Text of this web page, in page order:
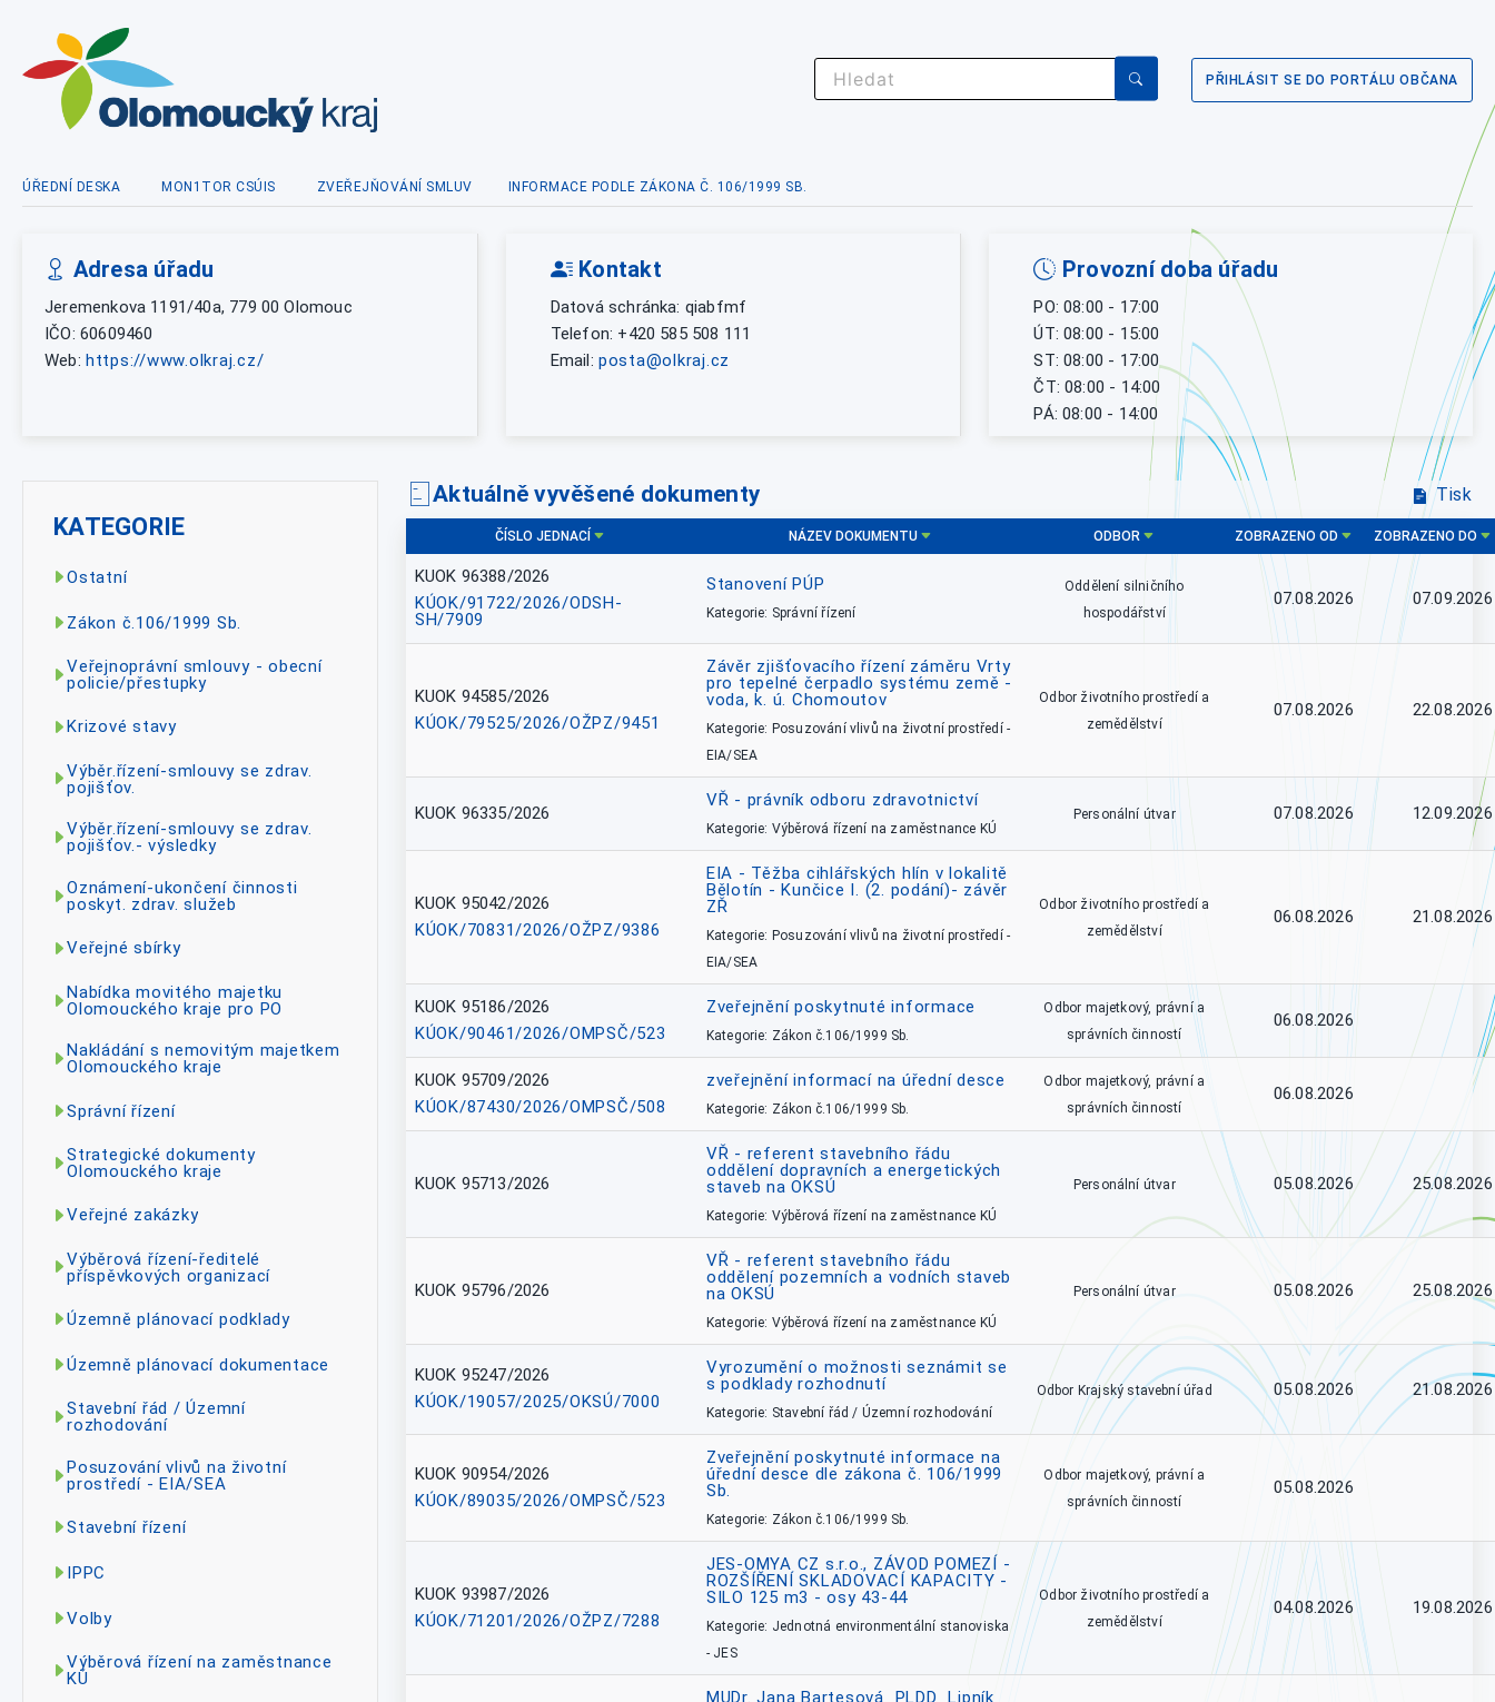
PŘIHLÁSIT SE DO PORTÁLU OBČANA
ÚŘEDNÍ DESKA MON1TOR CSÚIS ZVEŘEJŇOVÁNÍ SMLUV INFORMACE PODLE ZÁKONA Č. 106/1999 SB.
Adresa úřadu
Jeremenkova 1191/40a, 779 00 Olomouc
IČO: 60609460
Web: https://www.olkraj.cz/
Kontakt
Datová schránka: qiabfmf
Telefon: +420 585 508 111
Email: posta@olkraj.cz
Provozní doba úřadu
PO: 08:00 - 17:00
ÚT: 08:00 - 15:00
ST: 08:00 - 17:00
ČT: 08:00 - 14:00
PÁ: 08:00 - 14:00
KATEGORIE
Ostatní
Zákon č.106/1999 Sb.
Veřejnoprávní smlouvy - obecní
policie/přestupky
Krizové stavy
Výběr.řízení-smlouvy se zdrav.
pojišťov.
Výběr.řízení-smlouvy se zdrav.
pojišťov.- výsledky
Oznámení-ukončení činnosti
poskyt. zdrav. služeb
Veřejné sbírky
Nabídka movitého majetku
Olomouckého kraje pro PO
Nakládání s nemovitým majetkem
Olomouckého kraje
Správní řízení
Strategické dokumenty
Olomouckého kraje
Veřejné zakázky
Výběrová řízení-ředitelé
příspěvkových organizací
Územně plánovací podklady
Územně plánovací dokumentace
Stavební řád / Územní
rozhodování
Posuzování vlivů na životní
prostředí - EIA/SEA
Stavební řízení
IPPC
Volby
Výběrová řízení na zaměstnance
KÚ
Aktuálně vyvěšené dokumenty Tisk
ČÍSLO JEDNACÍ NÁZEV DOKUMENTU ODBOR ZOBRAZENO OD ZOBRAZENO DO
KUOK 96388/2026
KÚOK/91722/2026/ODSH-
SH/7909
Stanovení PÚP
Kategorie: Správní řízení
Oddělení silničního
hospodářství
07.08.2026 07.09.2026
KUOK 94585/2026
KÚOK/79525/2026/OŽPZ/9451
Závěr zjišťovacího řízení záměru Vrty
pro tepelné čerpadlo systému země -
voda, k. ú. Chomoutov
Kategorie: Posuzování vlivů na životní prostředí -
EIA/SEA
Odbor životního prostředí a
zemědělství
07.08.2026 22.08.2026
KUOK 96335/2026
VŘ - právník odboru zdravotnictví
Kategorie: Výběrová řízení na zaměstnance KÚ
Personální útvar 07.08.2026 12.09.2026
KUOK 95042/2026
KÚOK/70831/2026/OŽPZ/9386
EIA - Těžba cihlářských hlín v lokalitě
Bělotín - Kunčice I. (2. podání)- závěr
ZŘ
Kategorie: Posuzování vlivů na životní prostředí -
EIA/SEA
Odbor životního prostředí a
zemědělství
06.08.2026 21.08.2026
KUOK 95186/2026
KÚOK/90461/2026/OMPSČ/523
Zveřejnění poskytnuté informace
Kategorie: Zákon č.106/1999 Sb.
Odbor majetkový, právní a
správních činností
06.08.2026
KUOK 95709/2026
KÚOK/87430/2026/OMPSČ/508
zveřejnění informací na úřední desce
Kategorie: Zákon č.106/1999 Sb.
Odbor majetkový, právní a
správních činností
06.08.2026
KUOK 95713/2026
VŘ - referent stavebního řádu
oddělení dopravních a energetických
staveb na OKSÚ
Kategorie: Výběrová řízení na zaměstnance KÚ
Personální útvar 05.08.2026 25.08.2026
KUOK 95796/2026
VŘ - referent stavebního řádu
oddělení pozemních a vodních staveb
na OKSÚ
Kategorie: Výběrová řízení na zaměstnance KÚ
Personální útvar 05.08.2026 25.08.2026
KUOK 95247/2026
KÚOK/19057/2025/OKSÚ/7000
Vyrozumění o možnosti seznámit se
s podklady rozhodnutí
Kategorie: Stavební řád / Územní rozhodování
Odbor Krajský stavební úřad 05.08.2026 21.08.2026
KUOK 90954/2026
KÚOK/89035/2026/OMPSČ/523
Zveřejnění poskytnuté informace na
úřední desce dle zákona č. 106/1999
Sb.
Kategorie: Zákon č.106/1999 Sb.
Odbor majetkový, právní a
správních činností
05.08.2026
KUOK 93987/2026
KÚOK/71201/2026/OŽPZ/7288
JES-OMYA CZ s.r.o., ZÁVOD POMEZÍ -
ROZŠÍŘENÍ SKLADOVACÍ KAPACITY -
SILO 125 m3 - osy 43-44
Kategorie: Jednotná environmentální stanoviska
- JES
Odbor životního prostředí a
zemědělství
04.08.2026 19.08.2026
MUDr. Jana Bartesová_PLDD_Lipník